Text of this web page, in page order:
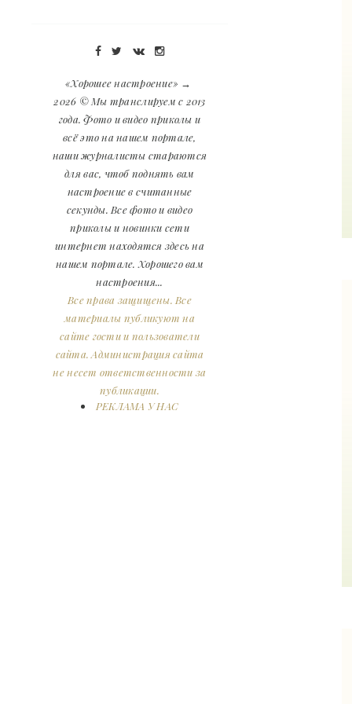
«Хорошее настроение» →
2026 © Мы транслируем с 2013
года. Фото и видео приколы и
всё это на нашем портале,
наши журналисты стараются
для вас, чтоб поднять вам
настроение в считанные
секунды. Все фото и видео
приколы и новинки сети
интернет находятся здесь на
нашем портале. Хорошего вам
настроения...
Все права защищены. Все
материалы публикуют на
сайте гости и пользователи
сайта. Администрация сайта
не несет ответственности за
публикации.
РЕКЛАМА У НАС